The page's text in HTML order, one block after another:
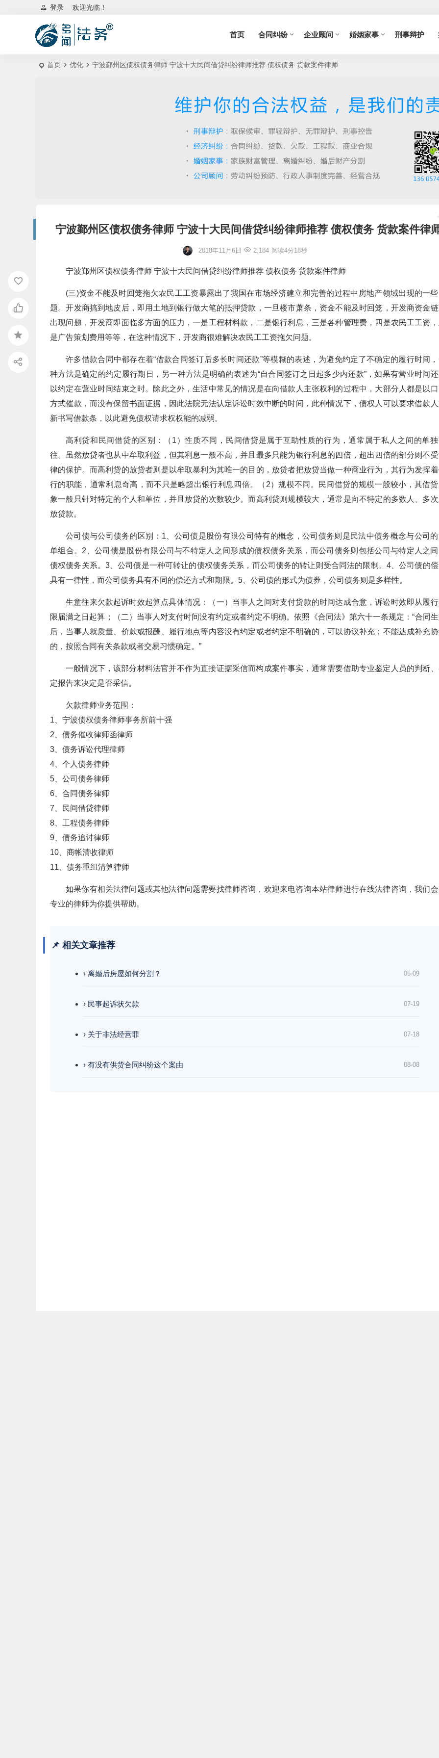
欢迎光临！
登录
首页 合同纠纷 企业顾问 婚姻家事 刑事辩护
首页 优化 宁波鄞州区债权债务律师 宁波十大民间借贷纠纷律师推荐 债权债务 货款案件律师
宁波鄞州区债权债务律师 宁波十大民间借贷纠纷律师推荐 债权债务 货款案件律
2018年11月6日 2,184 阅读4分18秒
宁波鄞州区债权债务律师 宁波十大民间借贷纠纷律师推荐 债权债务 货款案件律师
(三)资金不能及时回笼拖欠农民工工资暴露出了我国在市场经济建立和完善的过程中房地产领域出现的一
题。开发商搞到地皮后，即用土地到银行做大笔的抵押贷款，一旦楼市萧条，资金不能及时回笼，开发商资金
出现问题，开发商即面临多方面的压力，一是工程材料款，二是银行利息，三是各种管理费，四是农民工工资
是广告策划费用等等，在这种情况下，开发商很难解决农民工工资拖欠问题。
许多借款合同中都存在着“借款合同签订后多长时间还款”等模糊的表述，为避免约定了不确定的履行时间
种方法是确定的约定履行期日，另一种方法是明确的表述为“自合同签订之日起多少内还款”，如果有营业时间
以约定在营业时间结束之时。除此之外，生活中常见的情况是在向借款人主张权利的过程中，大部分人都是以
方式催款，而没有保留书面证据，因此法院无法认定诉讼时效中断的时间，此种情况下，债权人可以要求借款
新书写借款条，以此避免债权请求权权能的减弱。
高利贷和民间借贷的区别：（1）性质不同，民间借贷是属于互助性质的行为，通常属于私人之间的单
往。虽然放贷者也从中牟取利益，但其利息一般不高，并且最多只能为银行利息的四倍，超出四倍的部分则不
律的保护。而高利贷的放贷者则是以牟取暴利为其唯一的目的，放贷者把放贷当做一种商业行为，其行为发挥
行的职能，通常利息奇高，而不只是略超出银行利息四倍。（2）规模不同。民间借贷的规模一般较小，其借
象一般只针对特定的个人和单位，并且放贷的次数较少。而高利贷则规模较大，通常是向不特定的多数人、多
放贷款。
公司债与公司债务的区别：1、公司债是股份有限公司特有的概念，公司债务则是民法中债务概念与公司
单组合。2、公司债是股份有限公司与不特定人之间形成的债权债务关系，而公司债务则包括公司与特定人之
债权债务关系。3、公司债是一种可转让的债权债务关系，而公司债务的转让则受合同法的限制。4、公司债的
具有一律性，而公司债务具有不同的偿还方式和期限。5、公司债的形式为债券，公司债务则是多样性。
生意往来欠款起诉时效起算点具体情况：（一）当事人之间对支付货款的时间达成合意，诉讼时效即从履
限届满之日起算；（二）当事人对支付时间没有约定或者约定不明确。依照《合同法》第六十一条规定：“合同
后，当事人就质量、价款或报酬、履行地点等内容没有约定或者约定不明确的，可以协议补充；不能达成补充
的，按照合同有关条款或者交易习惯确定。”
一般情况下，该部分材料法官并不作为直接证据采信而构成案件事实，通常需要借助专业鉴定人员的判断
定报告来决定是否采信。
欠款律师业务范围：
1、宁波债权债务律师事务所前十强
2、债务催收律师函律师
3、债务诉讼代理律师
4、个人债务律师
5、公司债务律师
6、合同债务律师
7、民间借贷律师
8、工程债务律师
9、债务追讨律师
10、商帐清收律师
11、债务重组清算律师
如果你有相关法律问题或其他法律问题需要找律师咨询，欢迎来电咨询本站律师进行在线法律咨询，我们
专业的律师为你提供帮助。
📌 相关文章推荐
› 离婚后房屋如何分割？ 05-09
› 民事起诉状欠款 07-19
› 关于非法经营罪 07-18
› 有没有供货合同纠纷这个案由 08-08